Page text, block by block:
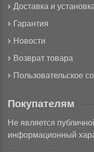
Доставка и
Гарантия
Новости
Возврат товара
Пользовательское
Покупателям
Не является
информационный